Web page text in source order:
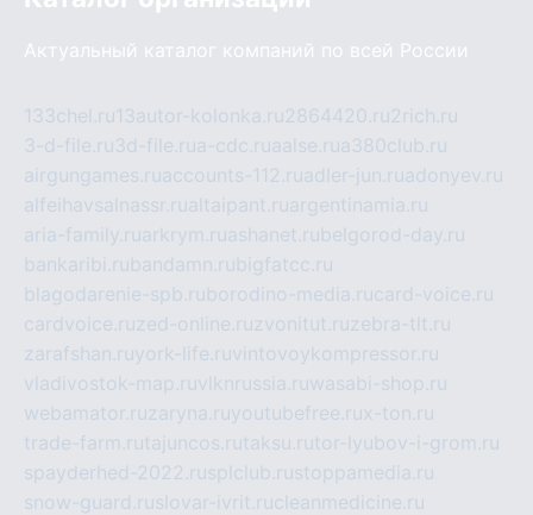
Актуальный каталог компаний по всей России
133chel.ru13autor-kolonka.ru2864420.ru2rich.ru
3-d-file.ru3d-file.rua-cdc.ruaalse.rua380club.ru
airgungames.ruaccounts-112.ruadler-jun.ruadonyev.ru
alfeihavsalnassr.rualtaipant.ruargentinamia.ru
aria-family.ruarkrym.ruashanet.rubelgorod-day.ru
bankaribi.rubandamn.rubigfatcc.ru
blagodarenie-spb.ruborodino-media.rucard-voice.ru
cardvoice.ruzed-online.ruzvonitut.ruzebra-tlt.ru
zarafshan.ruyork-life.ruvintovoykompressor.ru
vladivostok-map.ruvlknrussia.ruwasabi-shop.ru
webamator.ruzaryna.ruyoutubefree.rux-ton.ru
trade-farm.rutajuncos.rutaksu.rutor-lyubov-i-grom.ru
spayderhed-2022.rusplclub.rustoppamedia.ru
snow-guard.ruslovar-ivrit.rucleanmedicine.ru